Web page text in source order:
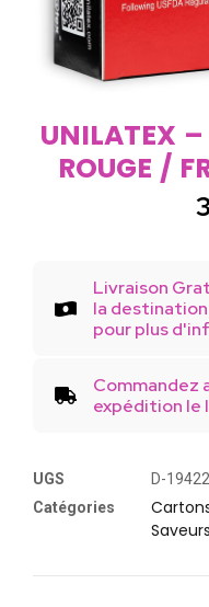
UNILATEX –
ROUGE /
Livraison
la
pour plus
Commandez
expédition le
UGS
D-
Catégories
Saveurs